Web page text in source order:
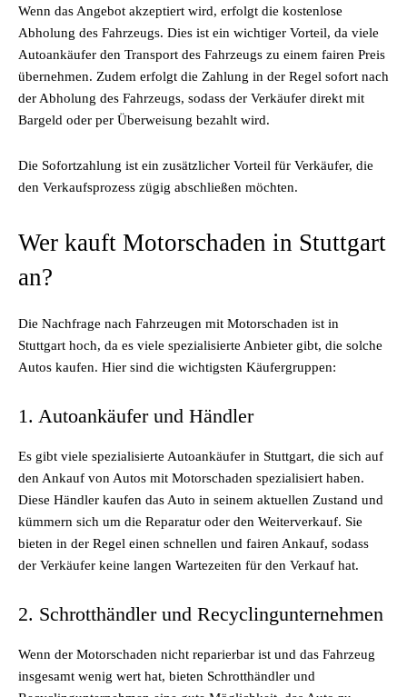
Wenn das Angebot akzeptiert wird, erfolgt die kostenlose
Abholung des Fahrzeugs. Dies ist ein wichtiger Vorteil, da viele
Autoankäufer den Transport des Fahrzeugs zu einem fairen Preis
übernehmen. Zudem erfolgt die Zahlung in der Regel sofort nach
der Abholung des Fahrzeugs, sodass der Verkäufer direkt mit
Bargeld oder per Überweisung bezahlt wird.
Die Sofortzahlung ist ein zusätzlicher Vorteil für Verkäufer, die
den Verkaufsprozess zügig abschließen möchten.
Wer kauft Motorschaden in Stuttgart
an?
Die Nachfrage nach Fahrzeugen mit Motorschaden ist in
Stuttgart hoch, da es viele spezialisierte Anbieter gibt, die solche
Autos kaufen. Hier sind die wichtigsten Käufergruppen:
1. Autoankäufer und Händler
Es gibt viele spezialisierte Autoankäufer in Stuttgart, die sich auf
den Ankauf von Autos mit Motorschaden spezialisiert haben.
Diese Händler kaufen das Auto in seinem aktuellen Zustand und
kümmern sich um die Reparatur oder den Weiterverkauf. Sie
bieten in der Regel einen schnellen und fairen Ankauf, sodass
der Verkäufer keine langen Wartezeiten für den Verkauf hat.
2. Schrotthändler und Recyclingunternehmen
Wenn der Motorschaden nicht reparierbar ist und das Fahrzeug
insgesamt wenig wert hat, bieten Schrotthändler und